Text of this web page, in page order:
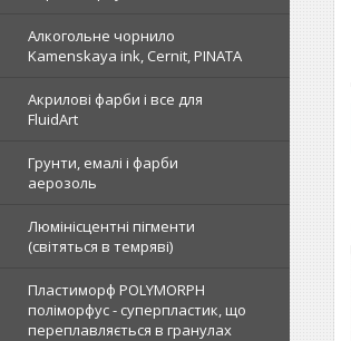
Алкогольне чорнило
Kamenskaya ink, Cernit, PINATA
Акрилові фарби і все для
FluidArt
Грунти, емалі і фарби
аерозоль
Люмінісцентні пігменти
(світяться в темряві)
Пластиморф POLYMORPH
поліморфус - суперпластик, що
переплавляється в гранулах